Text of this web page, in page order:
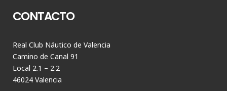
CONTACTO
Real Club Náutico de Valencia
Camino de Canal 91
Local 2.1 – 2.2
46024 Valencia